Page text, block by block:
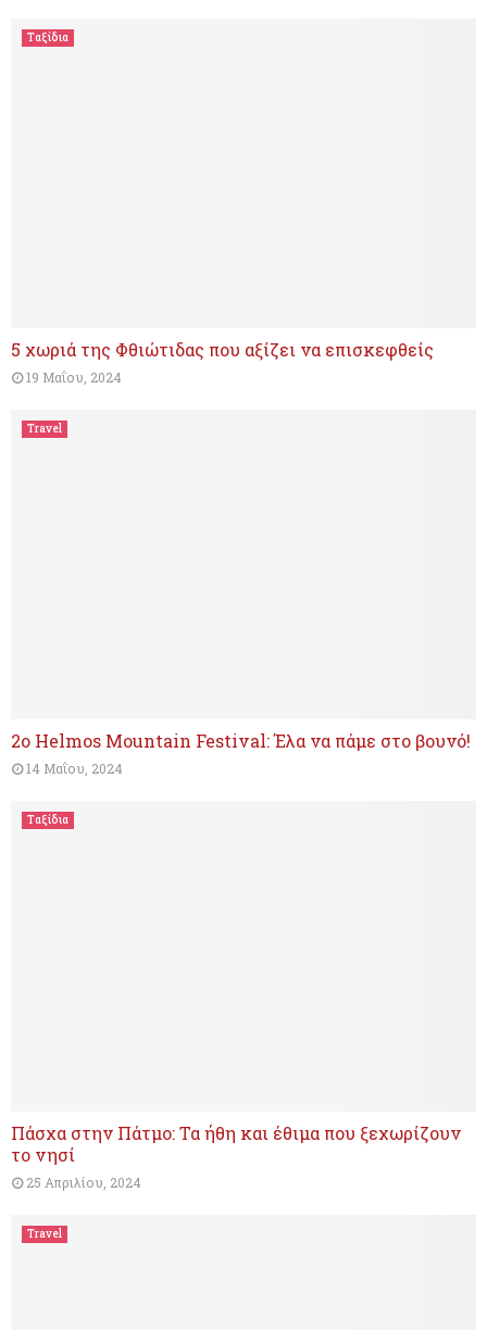
Ταξίδια
5 χωριά της Φθιώτιδας που αξίζει να επισκεφθείς
19 Μαΐου, 2024
Travel
2ο Helmos Mountain Festival: Έλα να πάμε στο βουνό!
14 Μαΐου, 2024
Ταξίδια
Πάσχα στην Πάτμο: Τα ήθη και έθιμα που ξεχωρίζουν
το νησί
25 Απριλίου, 2024
Travel